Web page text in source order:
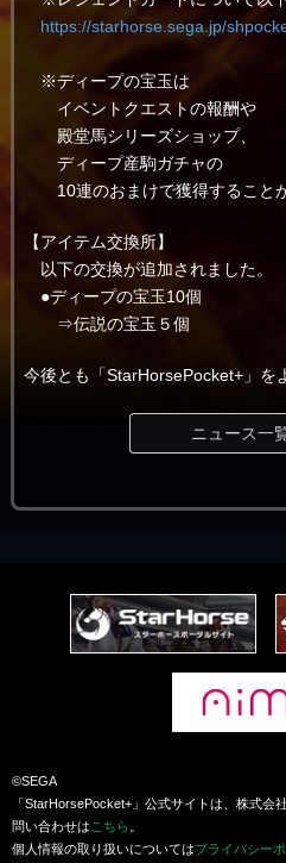
https://starhorse.sega.jp/
※ディープの宝玉は
イベントクエストの報酬や
殿堂馬シリーズショップ、
ディープ産駒ガチャの
10連のおまけで獲得することが
【アイテム交換所】
以下の交換が追加されました。
●ディープの宝玉10個
⇒伝説の宝玉５個
今後とも「StarHorsePocket+」を
ニュース一
©SEGA
「StarHorsePocket+」公式サイトは、株式会
問い合わせは こちら 。
個人情報の取り扱いについてはプライバシー